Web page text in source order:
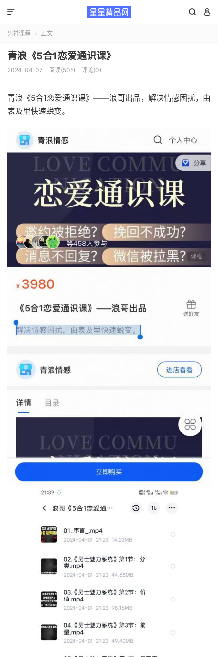
 

男神课程  正文
青浪《5合1恋爱通识课》
2024-04-07 阅读(505) 评论(0)
青浪《5合1恋爱通识课》——浪哥出品，解决情感困扰，由
表及里快速蜕变。